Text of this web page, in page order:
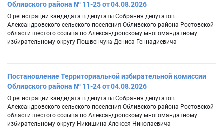
Обливского района № 11-25 от 04.08.2026
О регистрации кандидата в депутаты Собрания депутатов
Александровского сельского поселения Обливского района Ростовской
области шестого созыва по Александровскому многомандатному
избирательному округу Пошвенчука Дениса Геннадиевича
Постановление Территориальной избирательной комиссии
Обливского района № 11-24 от 04.08.2026
О регистрации кандидата в депутаты Собрания депутатов
Александровского сельского поселения Обливского района Ростовской
области шестого созыва по Александровскому многомандатному
избирательному округу Никишина Алексея Николаевича